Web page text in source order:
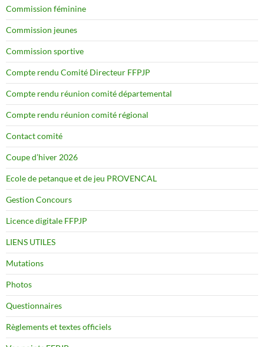
Commission féminine
Commission jeunes
Commission sportive
Compte rendu Comité Directeur FFPJP
Compte rendu réunion comité départemental
Compte rendu réunion comité régional
Contact comité
Coupe d’hiver 2026
Ecole de petanque et de jeu PROVENCAL
Gestion Concours
Licence digitale FFPJP
LIENS UTILES
Mutations
Photos
Questionnaires
Règlements et textes officiels